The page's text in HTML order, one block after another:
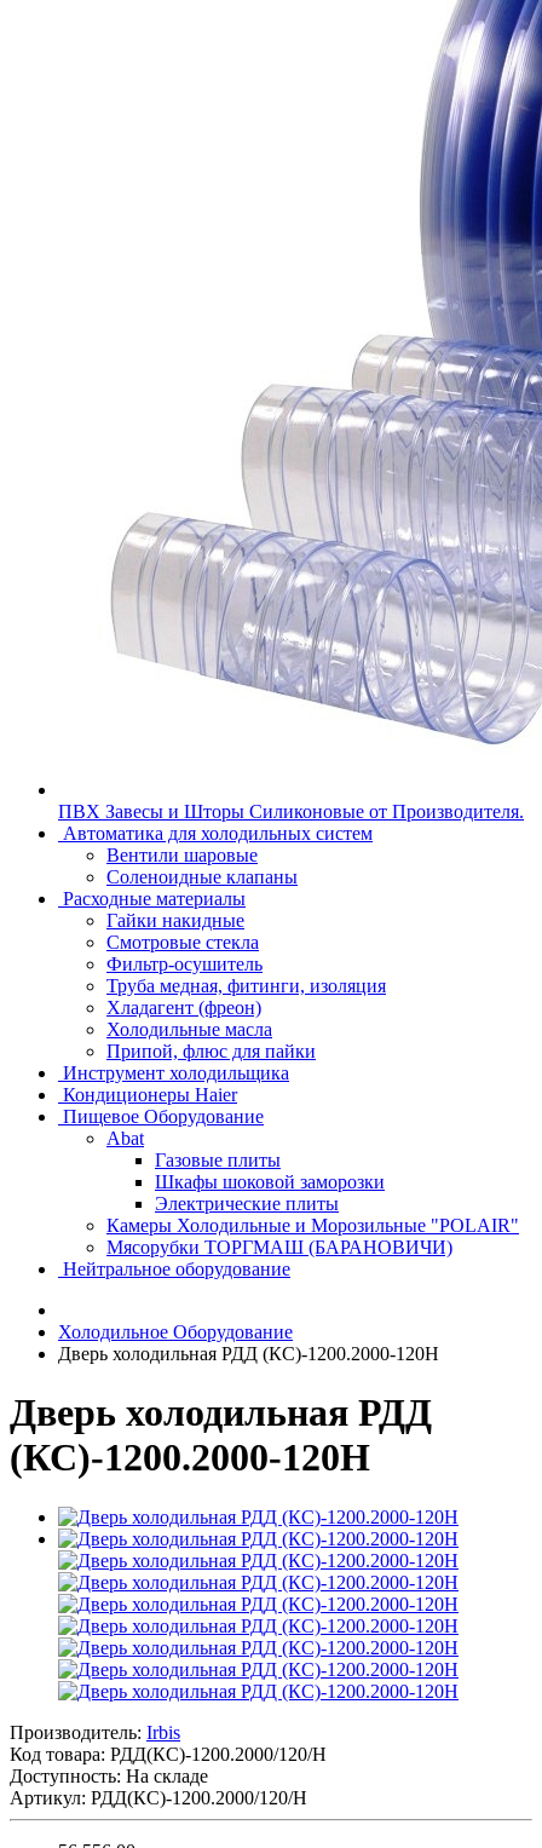
ПВХ Завесы и Шторы Силиконовые от Производителя.
Автоматика для холодильных систем
Вентили шаровые
Соленоидные клапаны
Расходные материалы
Гайки накидные
Смотровые стекла
Фильтр-осушитель
Труба медная, фитинги, изоляция
Хладагент (фреон)
Холодильные масла
Припой, флюс для пайки
Инструмент холодильщика
Кондиционеры Haier
Пищевое Оборудование
Abat
Газовые плиты
Шкафы шоковой заморозки
Электрические плиты
Камеры Холодильные и Морозильные "POLAIR"
Мясорубки ТОРГМАШ (БАРАНОВИЧИ)
Нейтральное оборудование
Холодильное Оборудование
Дверь холодильная РДД (КС)-1200.2000-120Н
Дверь холодильная РДД
(КС)-1200.2000-120Н
Производитель: Irbis
Код товара: РДД(КС)-1200.2000/120/Н
Доступность: На складе
Артикул: РДД(КС)-1200.2000/120/Н